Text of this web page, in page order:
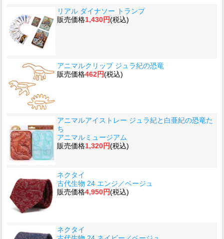
リアル ダイナソー トランプ
販売価格1,430円(税込)
アニマルクリップ ジュラ紀の恐竜
販売価格462円(税込)
アニマルアイストレー ジュラ紀と白亜紀の恐竜た
ち
アニマルミュージアム
販売価格1,320円(税込)
ネクタイ
古代生物 24 エンジ／ベージュ
販売価格4,950円(税込)
ネクタイ